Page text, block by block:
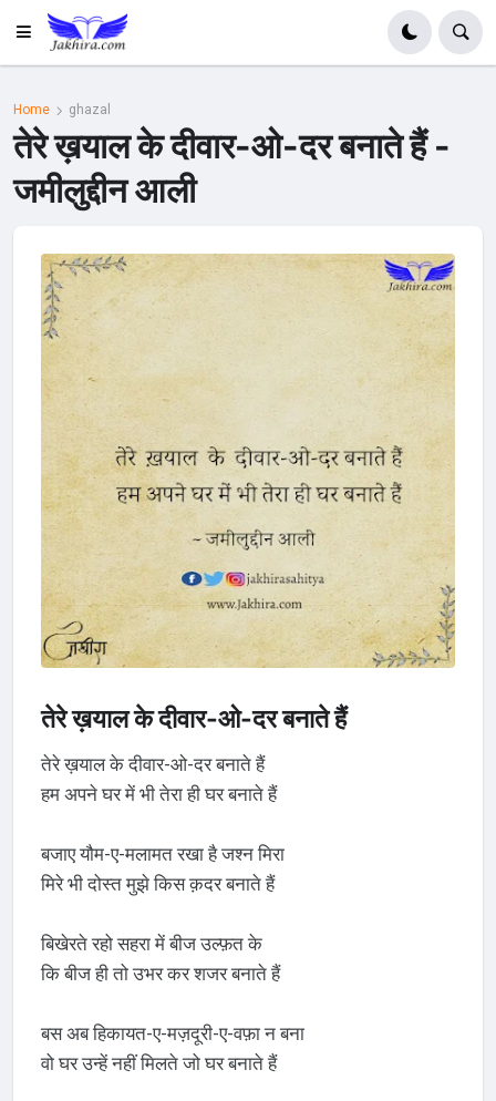
Home ghazal
तेरे ख़याल के दीवार-ओ-दर बनाते हैं -
जमीलुद्दीन आली
तेरे ख़याल के दीवार-ओ-दर बनाते हैं
तेरे ख़याल के दीवार-ओ-दर बनाते हैं
हम अपने घर में भी तेरा ही घर बनाते हैं
बजाए यौम-ए-मलामत रखा है जश्न मिरा
मिरे भी दोस्त मुझे किस क़दर बनाते हैं
बिखेरते रहो सहरा में बीज उल्फ़त के
कि बीज ही तो उभर कर शजर बनाते हैं
बस अब हिकायत-ए-मज़दूरी-ए-वफ़ा न बना
वो घर उन्हें नहीं मिलते जो घर बनाते हैं